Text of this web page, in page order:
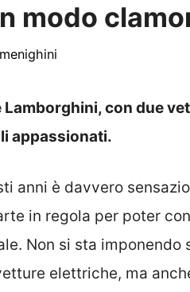
modo
con due
appassionati.
anni è davvero
in regola per poter
Non si sta imponendo
elettriche, ma